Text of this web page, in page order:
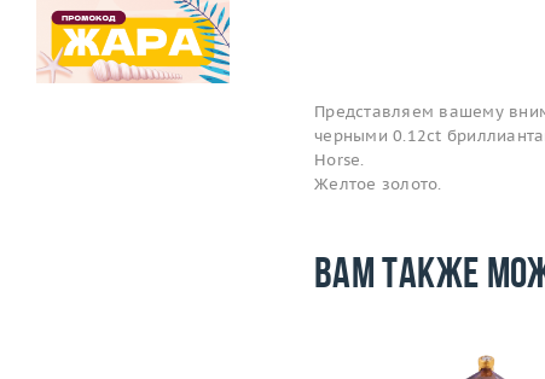
Представляем вашему
черными 0.12ct
Horse.
Желтое золото.
Вам также